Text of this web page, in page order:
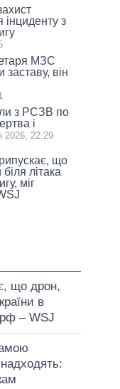
інциденту з
МЗС
він
з РСЗВ по
і
2026, 22:29
що
літака
міг
що дрон,
в
– WSJ